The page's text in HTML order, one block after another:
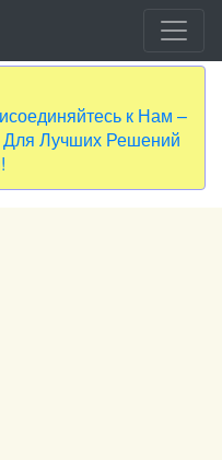
к Нам –
Для Лучших Решений